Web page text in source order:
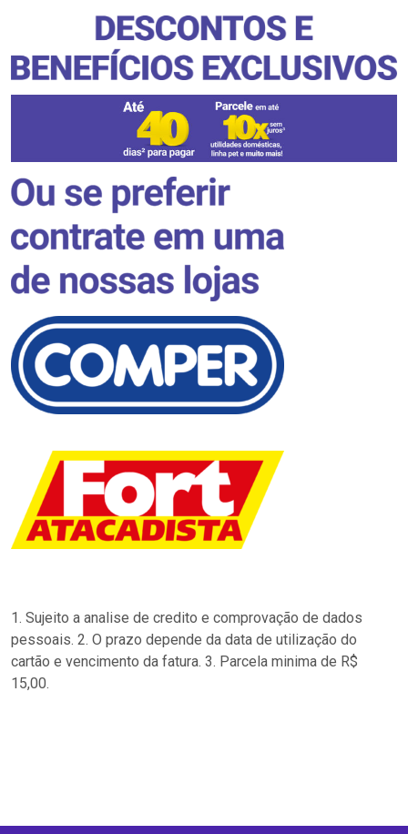
1. Sujeito a analise de credito e comprovação de dados
pessoais. 2. O prazo depende da data de utilização do
cartão e vencimento da fatura. 3. Parcela minima de R$
15,00.